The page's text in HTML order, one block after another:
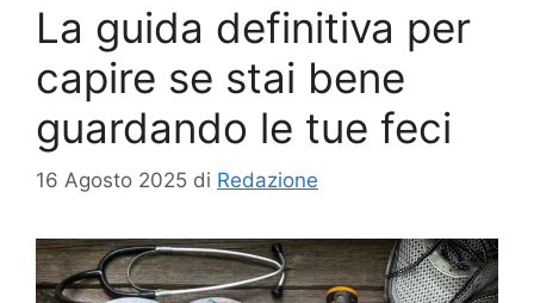
La guida definitiva per
capire se stai bene
guardando le tue feci
16 Agosto 2025 di Redazione